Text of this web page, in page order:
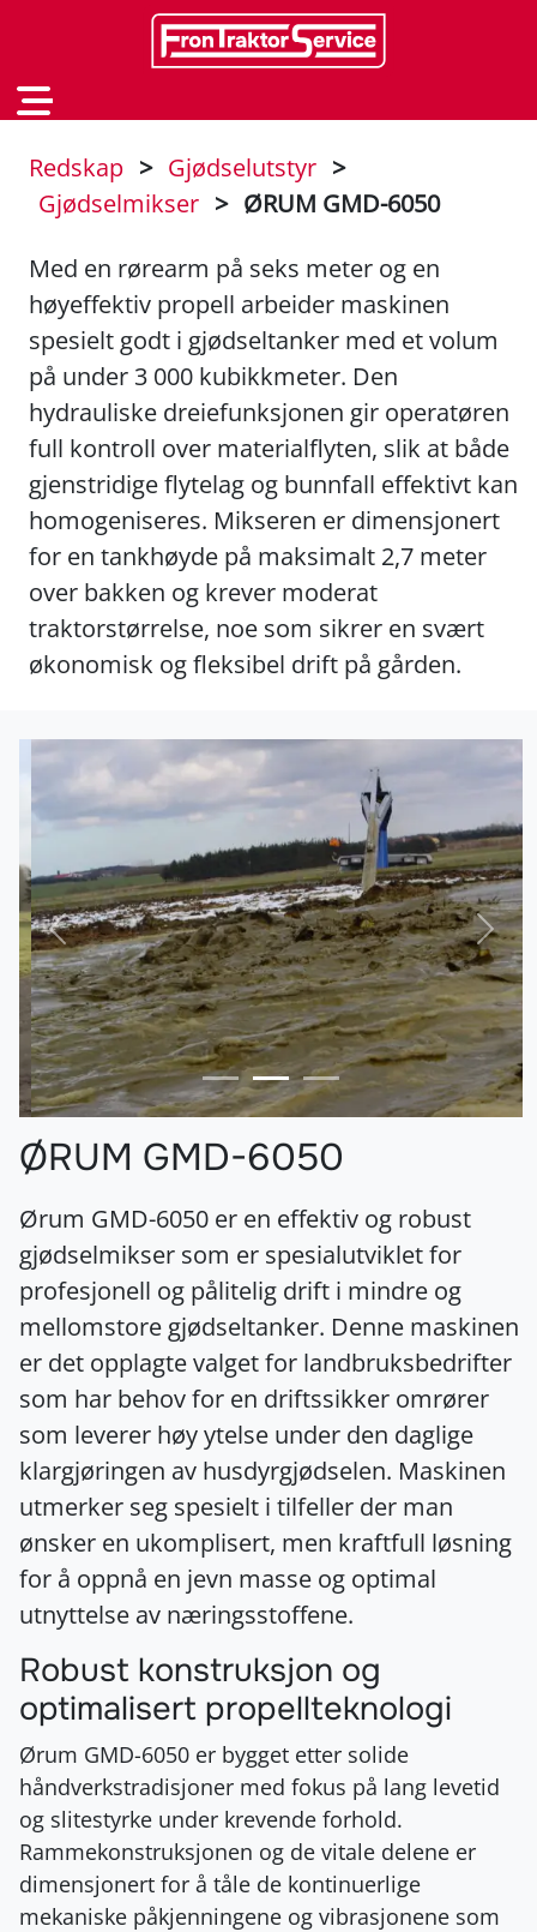
Redskap > Gjødselutstyr >
Gjødselmikser > ØRUM GMD-6050
Med en rørearm på seks meter og en
høyeffektiv propell arbeider maskinen
spesielt godt i gjødseltanker med et volum
på under 3 000 kubikkmeter. Den
hydrauliske dreiefunksjonen gir operatøren
full kontroll over materialflyten, slik at både
gjenstridige flytelag og bunnfall effektivt kan
homogeniseres. Mikseren er dimensjonert
for en tankhøyde på maksimalt 2,7 meter
over bakken og krever moderat
traktorstørrelse, noe som sikrer en svært
økonomisk og fleksibel drift på gården.
Forrige
ØRUM GMD-6050
Ørum GMD-6050 er en effektiv og robust
gjødselmikser som er spesialutviklet for
profesjonell og pålitelig drift i mindre og
mellomstore gjødseltanker. Denne maskinen
er det opplagte valget for landbruksbedrifter
som har behov for en driftssikker omrører
som leverer høy ytelse under den daglige
klargjøringen av husdyrgjødselen. Maskinen
utmerker seg spesielt i tilfeller der man
ønsker en ukomplisert, men kraftfull løsning
for å oppnå en jevn masse og optimal
utnyttelse av næringsstoffene.
Robust konstruksjon og
optimalisert propellteknologi
Ørum GMD-6050 er bygget etter solide
håndverkstradisjoner med fokus på lang levetid
og slitestyrke under krevende forhold.
Rammekonstruksjonen og de vitale delene er
dimensjonert for å tåle de kontinuerlige
mekaniske påkjenningene og vibrasjonene som